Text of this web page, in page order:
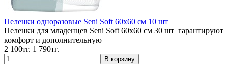
Пеленки одноразовые Seni Soft 60x60 см 10 шт
Пеленки для младенцев Seni Soft 60x60 см 30 шт гарантируют
комфорт и дополнительную
2 100тг. 1 790тг.